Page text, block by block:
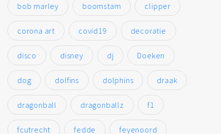
bob marley boomstam clipper
corona art covid19 decoratie
disco disney dj Doeken
dog dolfins dolphins draak
dragonball dragonballz f1
fcutrecht fedde feyenoord